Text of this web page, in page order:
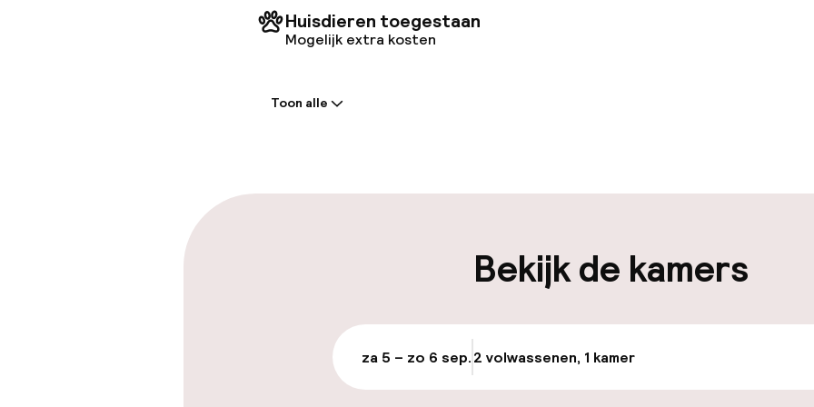
Huisdieren toegestaan
Mogelijk extra kosten
Parkeergelegenheid op eigen
€ 25,00 per dag
Openbaar parkeren
Transferservice
Fietsverhuur
Toon alle
Bekijk de kamers
za 5 – zo 6 sep.2 volwassenen, 1 kamer